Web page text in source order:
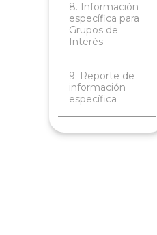
8. Información
específica para
Grupos de
Interés
9. Reporte de
información
específica